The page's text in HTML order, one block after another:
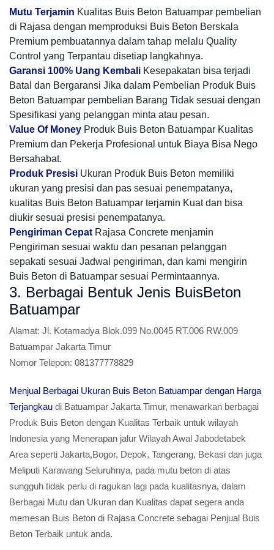
Mutu Terjamin Kualitas Buis Beton Batuampar pembelian
di Rajasa dengan memproduksi Buis Beton Berskala
Premium pembuatannya dalam tahap melalu Quality
Control yang Terpantau disetiap langkahnya.
Garansi 100% Uang Kembali Kesepakatan bisa terjadi
Batal dan Bergaransi Jika dalam Pembelian Produk Buis
Beton Batuampar pembelian Barang Tidak sesuai dengan
Spesifikasi yang pelanggan minta atau pesan.
Value Of Money Produk Buis Beton Batuampar Kualitas
Premium dan Pekerja Profesional untuk Biaya Bisa Nego
Bersahabat.
Produk Presisi Ukuran Produk Buis Beton memiliki
ukuran yang presisi dan pas sesuai penempatanya,
kualitas Buis Beton Batuampar terjamin Kuat dan bisa
diukir sesuai presisi penempatanya.
Pengiriman Cepat Rajasa Concrete menjamin
Pengiriman sesuai waktu dan pesanan pelanggan
sepakati sesuai Jadwal pengiriman, dan kami mengirin
Buis Beton di Batuampar sesuai Permintaannya.
3. Berbagai Bentuk Jenis BuisBeton
Batuampar
Alamat: Jl. Kotamadya Blok.099 No.0045 RT.006 RW.009
Batuampar Jakarta Timur
Nomor Telepon: 081377778829
Menjual Berbagai Ukuran Buis Beton Batuampar dengan Harga
Terjangkau di Batuampar Jakarta Timur, menawarkan berbagai
Produk Buis Beton dengan Kualitas Terbaik untuk wilayah
Indonesia yang Menerapan jalur Wilayah Awal Jabodetabek
Area seperti Jakarta,Bogor, Depok, Tangerang, Bekasi dan juga
Meliputi Karawang Seluruhnya, pada mutu beton di atas
sungguh tidak perlu di ragukan lagi pada kualitasnya, dalam
Berbagai Mutu dan Ukuran dan Kualitas dapat segera anda
memesan Buis Beton di Rajasa Concrete sebagai Penjual Buis
Beton Terbaik untuk anda.